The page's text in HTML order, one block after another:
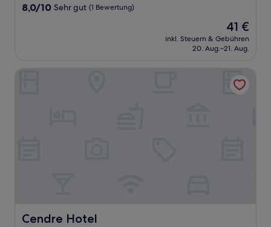
8.0
Bewertung)
8,0/10 Sehr gut (1 Bewertung)
Der
Preis
beträgt
41 €
inkl. Steuern & Gebühren
20. Aug.–21. Aug.
Cendre Hotel
Cendre Hotel